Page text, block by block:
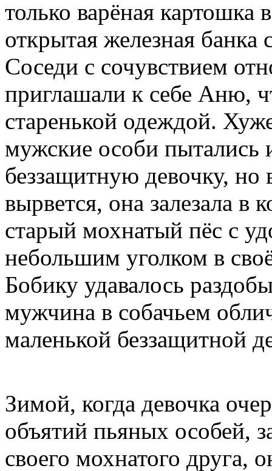
только варёная
открытая железная банка
Соседи с сочувствием
приглашали к себе Аню,
старенькой одеждой.
мужские особи пытались
беззащитную девочку, но
вырвется, она залезала в
старый мохнатый пёс с
небольшим уголком в
Бобику удавалось
мужчина в собачьем
маленькой беззащитной
Зимой, когда девочка
объятий пьяных особей,
своего мохнатого друга,